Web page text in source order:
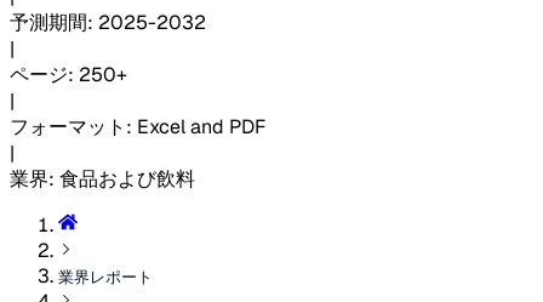
予測期間: 2025-2032
|
ページ: 250+
|
フォーマット : Excel and PDF
|
業界: 食品および飲料
業界レポート